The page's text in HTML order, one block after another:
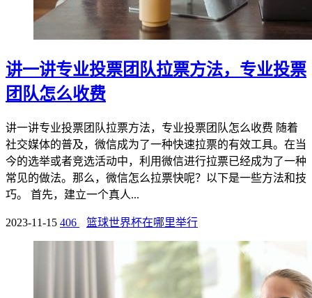
讲一讲专业投票团队拉票方法，专业投票
团队怎么收费
讲一讲专业投票团队拉票方法，专业投票团队怎么收费 随着
社交媒体的普及，微信成为了一种快速拉票的有效工具。在当
今的选举或者竞选活动中，利用微信进行拉票已经成为了一种
常见的做法。那么，微信怎么拉票快呢？以下是一些方法和技
巧。 首先，建立一个真人...
2023-11-15 406 篮球世界杯在哪里举行